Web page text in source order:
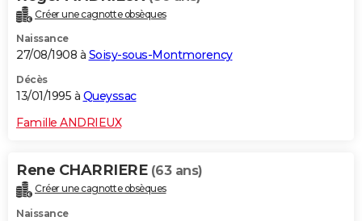
Créer une cagnotte obsèques
Naissance
27/08/1908 à Soisy-sous-Montmorency
Décès
13/01/1995 à Queyssac
Famille ANDRIEUX
Rene CHARRIERE (63 ans)
Créer une cagnotte obsèques
Naissance